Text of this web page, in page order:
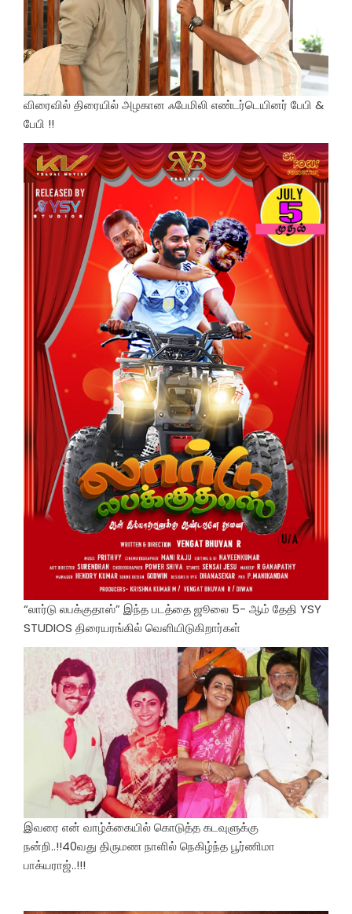
விரைவில் திரையில் அழகான ஃபேமிலி எண்டர்டெயினர் பேபி &
பேபி !!
“லார்டு லபக்குதாஸ்” இந்த படத்தை ஜூலை 5- ஆம் தேதி YSY
STUDIOS திரையரங்கில் வெளியிடுகிறார்கள்
இவரை என் வாழ்க்கையில் கொடுத்த கடவுளுக்கு
நன்றி..!!40வது திருமண நாளில் நெகிழ்ந்த பூர்ணிமா
பாக்யராஜ்..!!!